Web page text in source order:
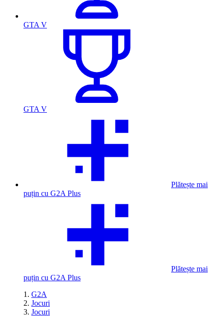
GTA V
GTA V
Plătește mai
puțin cu G2A Plus
Plătește mai
puțin cu G2A Plus
G2A
Jocuri
Jocuri